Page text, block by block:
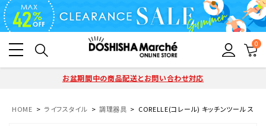
0
お盆期間中の商品配送とお問い合わせ対応
HOME ライフスタイル 調理器具 CORELLE(コレール) キッチンツール スプ